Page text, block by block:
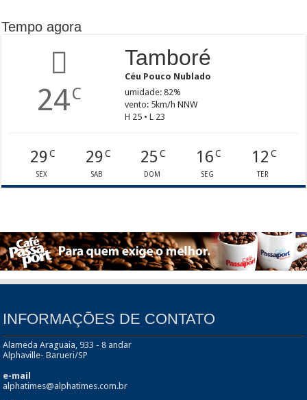
Tempo agora
24C
Tamboré
Céu Pouco Nublado
umidade: 82%
vento: 5km/h NNW
H 25 • L 23
29C
SEX
29C
SAB
25 C
DOM
16C
SEG
12 C
TER
INFORMAÇÕES DE CONTATO
Alameda Araguaia, 933 - 8 andar
Alphaville- Barueri/SP
e-mail
alphatimes@alphatimes.com.br